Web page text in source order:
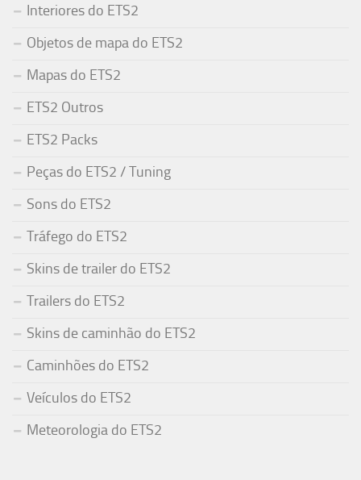
Interiores do ETS2
Objetos de mapa do ETS2
Mapas do ETS2
ETS2 Outros
ETS2 Packs
Peças do ETS2 / Tuning
Sons do ETS2
Tráfego do ETS2
Skins de trailer do ETS2
Trailers do ETS2
Skins de caminhão do ETS2
Caminhões do ETS2
Veículos do ETS2
Meteorologia do ETS2